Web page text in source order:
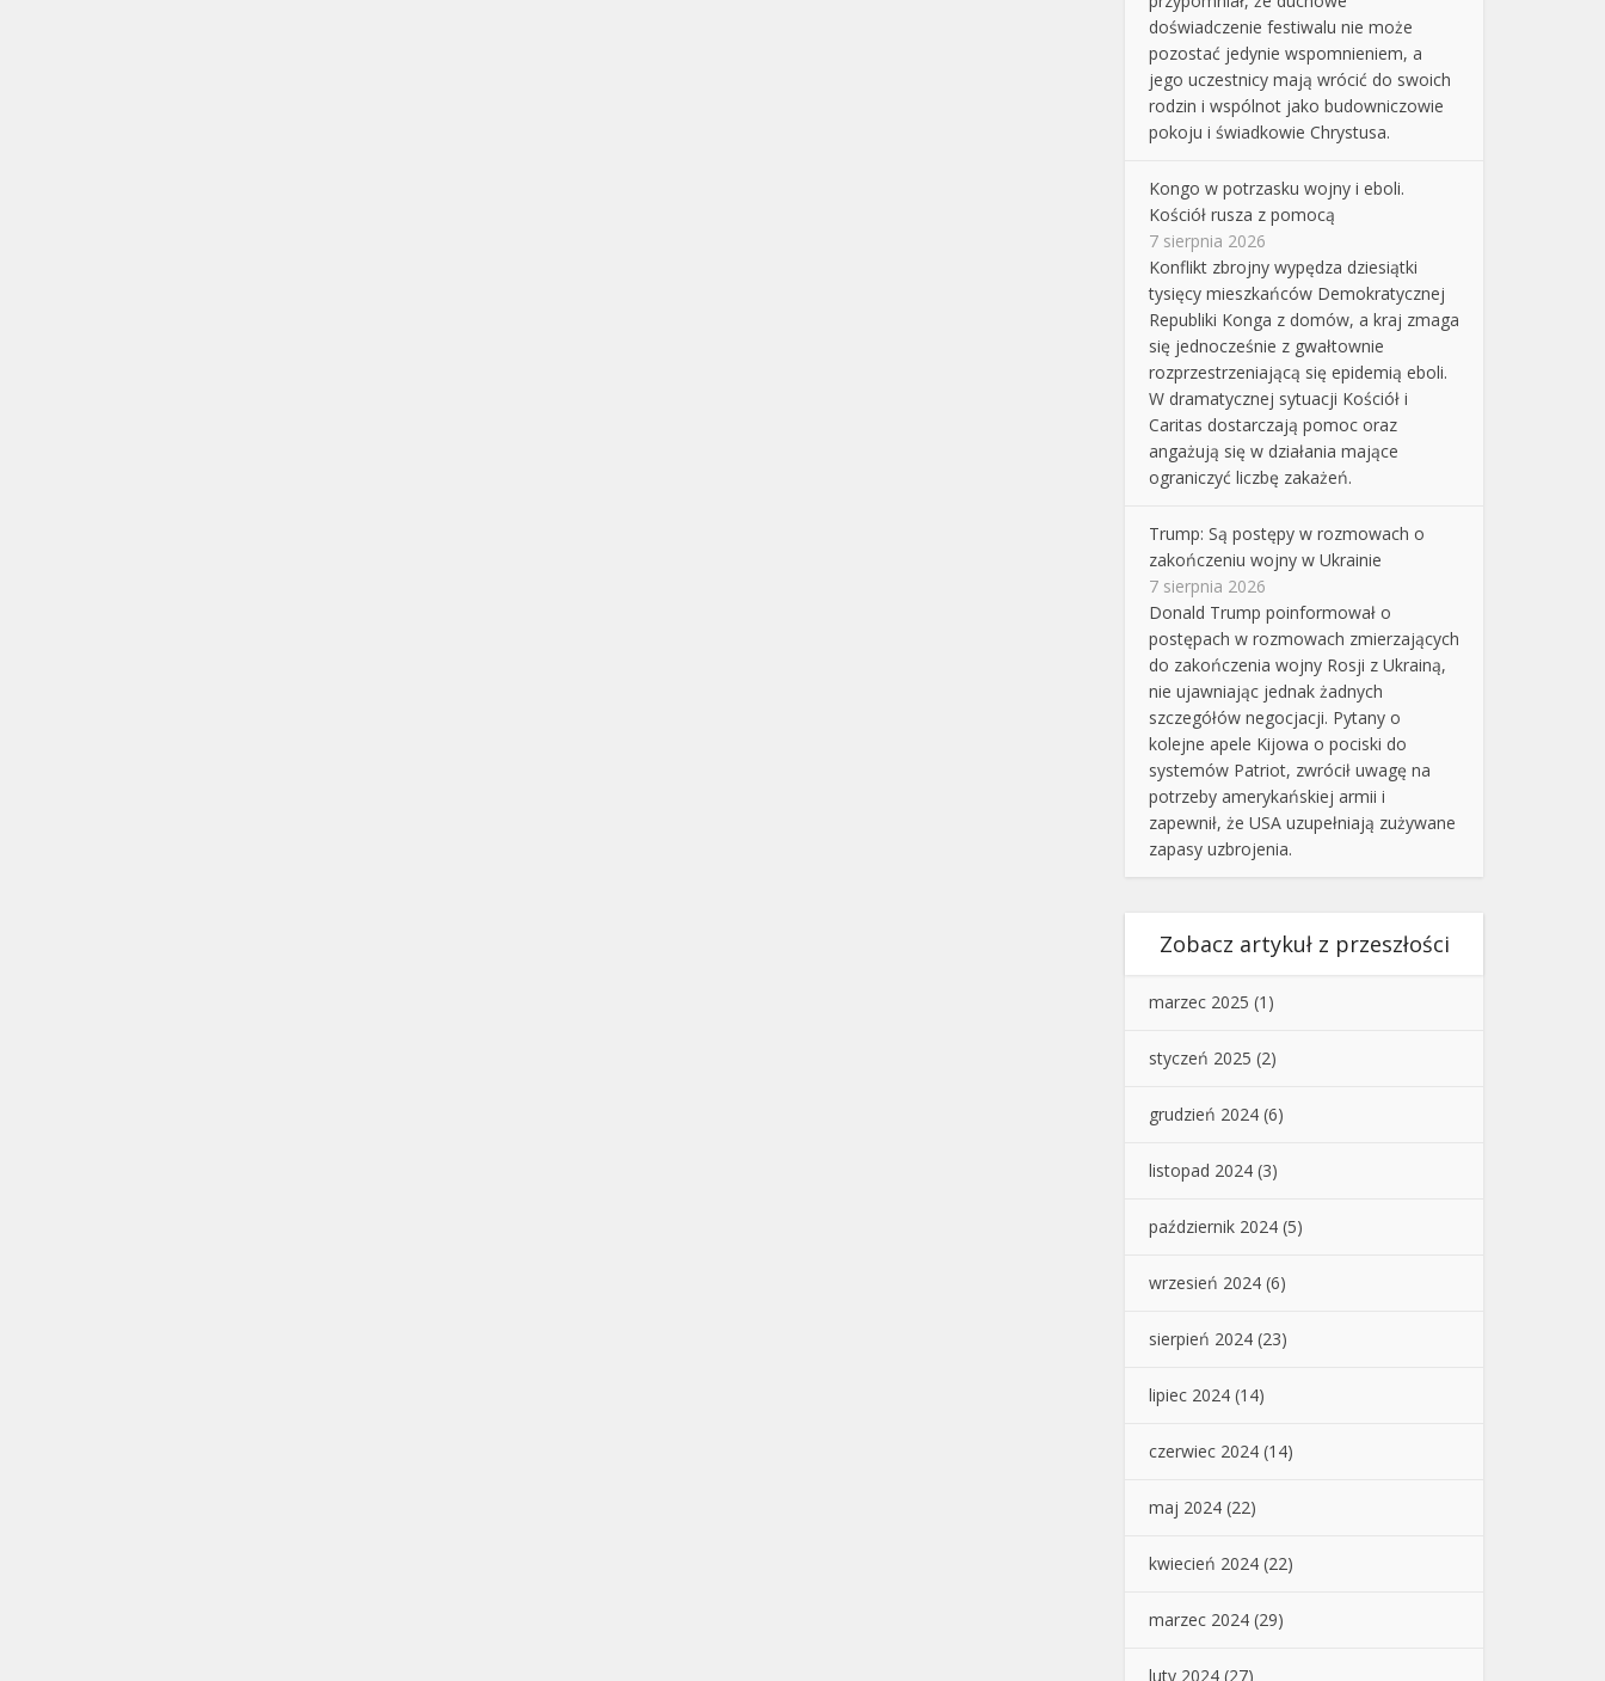
doświadczenie festiwalu nie może
pozostać jedynie wspomnieniem, a
jego uczestnicy mają wrócić do swoich
rodzin i wspólnot jako budowniczowie
pokoju i świadkowie Chrystusa.
Kongo w potrzasku wojny i eboli.
Kościół rusza z pomocą
7 sierpnia 2026
Konflikt zbrojny wypędza dziesiątki
tysięcy mieszkańców Demokratycznej
Republiki Konga z domów, a kraj zmaga
się jednocześnie z gwałtownie
rozprzestrzeniającą się epidemią eboli.
W dramatycznej sytuacji Kościół i
Caritas dostarczają pomoc oraz
angażują się w działania mające
ograniczyć liczbę zakażeń.
Trump: Są postępy w rozmowach o
zakończeniu wojny w Ukrainie
7 sierpnia 2026
Donald Trump poinformował o
postępach w rozmowach zmierzających
do zakończenia wojny Rosji z Ukrainą,
nie ujawniając jednak żadnych
szczegółów negocjacji. Pytany o
kolejne apele Kijowa o pociski do
systemów Patriot, zwrócił uwagę na
potrzeby amerykańskiej armii i
zapewnił, że USA uzupełniają zużywane
zapasy uzbrojenia.
Zobacz artykuł z przeszłości
marzec 2025 (1)
styczeń 2025 (2)
grudzień 2024 (6)
listopad 2024 (3)
październik 2024 (5)
wrzesień 2024 (6)
sierpień 2024 (23)
lipiec 2024 (14)
czerwiec 2024 (14)
maj 2024 (22)
kwiecień 2024 (22)
marzec 2024 (29)
luty 2024 (27)